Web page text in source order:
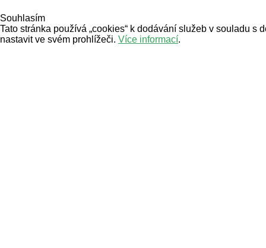
Souhlasím
Tato stránka používá „cookies“ k dodávání služeb v souladu s
nastavit ve svém prohlížeči. Více informací.